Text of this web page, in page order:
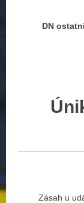
DN
Zásah u